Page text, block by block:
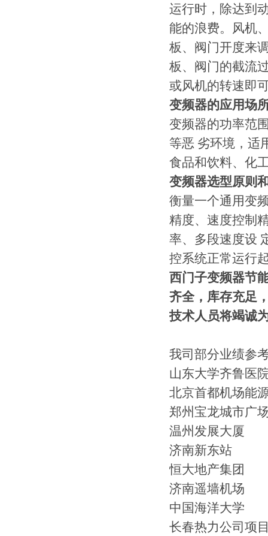
运行时，除达到
能的浪费。风机
板、阀门开度来
板、阀门的截流
或风机的转速即
变频器的应用场
变频器的功率范
等恶 劣环境，适
食品和饮料、化
变频器选型原则
衡量一个通用变
精度、速度控制
率、多段速度设
控系统正常运行
西门子变频器节
齐全，库存充足
技术人员将竭诚
我司部分业绩参
山东大学齐鲁医
北京首都机场能
郑州宝龙城市广
温州发展大厦
济南新东站
恒大地产集团
济南遥墙机场
中国海洋大学
长春热力公司项